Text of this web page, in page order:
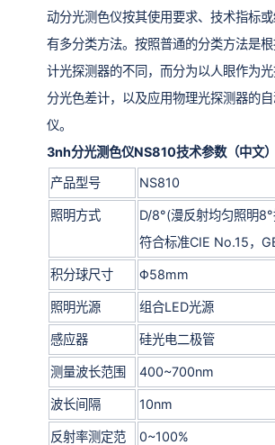
动分光测色仪按其使用要求、技术指标
有多分类方法。按照普通的分类方法是
计光探测器的不同，而分为以人眼作为
分光色差计，以及应用物理光探测器的
仪。
3nh分光测色仪NS810技术参数（中文）
产品型号
NS810
照明方式
D/8°(漫反射均匀照明
符合标准CIE No.15，
积分球尺寸 Φ58mm
照明光源 组合LED光源
感应器 硅光电二极管
测量波长范围 400~700nm
波长间隔 10nm
反射率测定范
0~100%